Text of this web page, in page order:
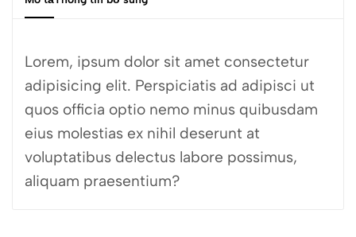
Lorem, ipsum dolor sit amet consectetur
adipisicing elit. Perspiciatis ad adipisci ut
quos officia optio nemo minus quibusdam
eius molestias ex nihil deserunt at
voluptatibus delectus labore possimus,
aliquam praesentium?